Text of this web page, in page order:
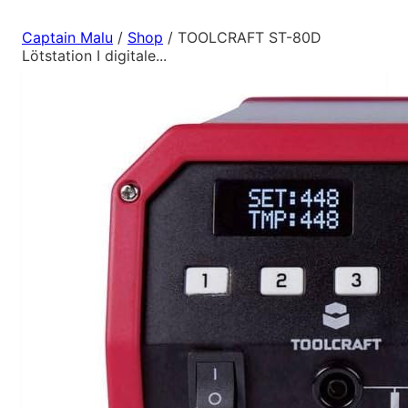
Captain Malu / Shop / TOOLCRAFT ST-80D
Lötstation I digitale...